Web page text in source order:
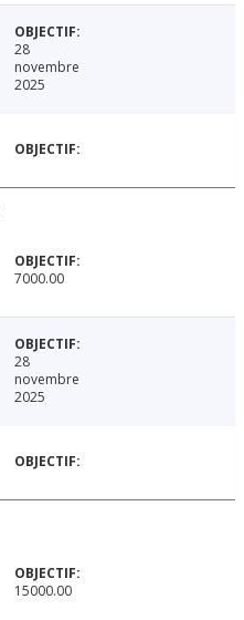
28
novembre
2025
7000.00
28
novembre
2025
15000.00